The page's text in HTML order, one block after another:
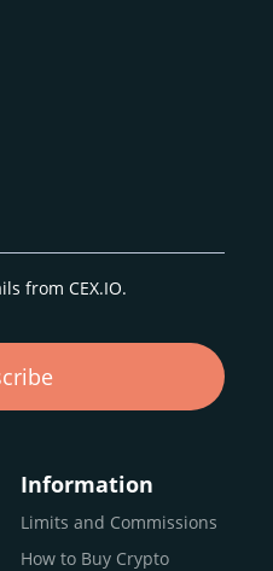
from CEX.IO.
Information
Limits and Commissions
How to Buy Crypto